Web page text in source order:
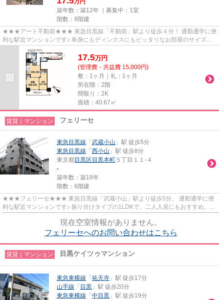
万円
築年数：築12年 ｜募集中： 1室
階数：8階建
★★★アート不動前★★★ 東急目黒線「不動前」駅より徒歩４分！ 通勤通学に便
利な駅近マンションです♪ 単身にもディンクスにもピッタリなお部屋のサイズ感
17.5万円
(管理費・共益費 15,000円)
敷：1ヶ月｜礼：1ヶ月
所在階：2階
間取り：2K
面積：40.67㎡
賃貸｜マンション フェリーセ
東急目黒線 「 武蔵小山 」駅 徒歩5分
東急目黒線 「 西小山 」駅 徒歩8分
東京都目黒区 目黒本町 ５丁目１１-４
-
築年数：築18年
階数：6階建
★★★フェリーセ★★★ 東急目黒線「武蔵小山」駅より徒歩5分。 通勤通学に便
利な駅近マンションです♪ 振り分けタイプの1LDKで、二人入居にもおすすめ。
現在空室情報がありません。
フェリーセへのお問い合わせはこちら
賃貸｜マンション 目黒ケイツゥマンション
東急東横線 「 祐天寺 」駅 徒歩17分
山手線 「 目黒 」駅 徒歩20分
東急東横線 「 中目黒 」駅 徒歩19分